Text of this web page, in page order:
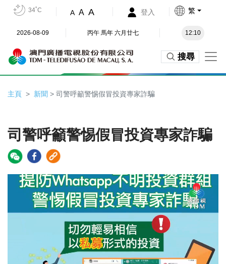
34˚C A A A 登入 繁
2026-08-09 丙午 馬年 六月廿七 12:10
搜尋
主頁 新聞 > 司警呼籲警惕假冒投資專家詐騙
司警呼籲警惕假冒投資專家詐騙
Video